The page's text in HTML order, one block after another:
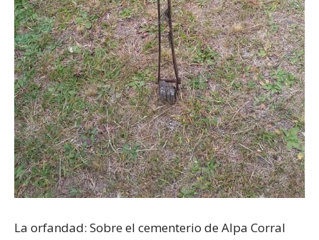
La orfandad: Sobre el cementerio de Alpa Corral